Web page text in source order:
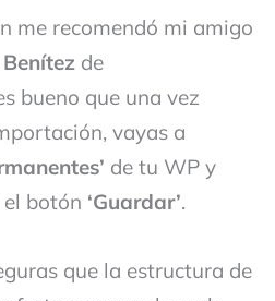
me recomendó mi amigo
de
bueno que una vez
vayas a
de tu WP y
el botón ‘Guardar’.
que la estructura de